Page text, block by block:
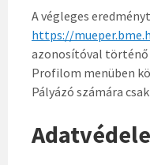
A végleges
https://
azonosítóval történő
Profilom menüben
Pályázó számára